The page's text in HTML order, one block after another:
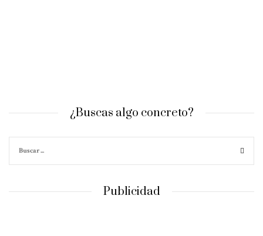
¿Buscas algo concreto?
Publicidad